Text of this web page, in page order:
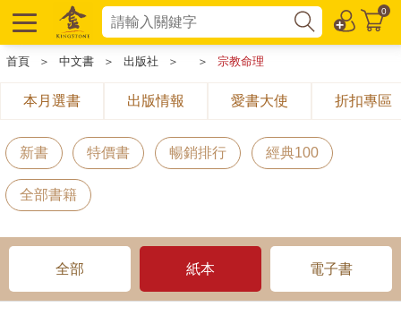
0
首頁 ＞ 中文書 ＞ 出版社 ＞ ＞ 宗教命理
本月選書 出版情報 愛書大使 折扣專區
新書 特價書 暢銷排行 經典100
全部書籍
全部 紙本 電子書